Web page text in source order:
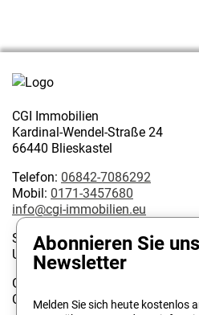
CGI Immobilien
Kardinal-Wendel-Straße 24
66440 Blieskastel
Telefon: 06842-7086292
Mobil: 0171-3457680
info@cgi-immobilien.eu
Steuernummer: 075/222/02627
USt-IdNr.: DE 314128585
Geschäftsinhaber:
Christophe Garattoni Geprüfter
Abonnieren Sie
Newsletter
Melden Sie sich heute kostenlos